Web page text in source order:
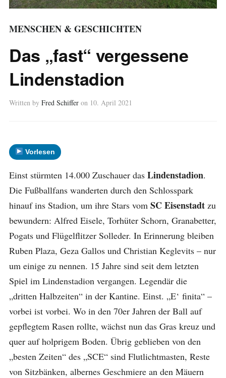
MENSCHEN & GESCHICHTEN
Das „fast“ vergessene
Lindenstadion
Written by Fred Schiffer on 10. April 2021
Vorlesen
Einst stürmten 14.000 Zuschauer das Lindenstadion.
Die Fußballfans wanderten durch den Schlosspark
hinauf ins Stadion, um ihre Stars vomSC Eisenstadtzu
bewundern: Alfred Eisele, Torhüter Schorn, Granabetter,
Pogats und Flügelflitzer Solleder. In Erinnerung bleiben
Ruben Plaza, Geza Gallos und Christian Keglevits – nur
um einige zu nennen. 15 Jahre sind seit dem letzten
Spiel im Lindenstadion vergangen. Legendär die
„dritten Halbzeiten“ in der Kantine. Einst. „E‘ finita“ –
vorbei ist vorbei. Wo in den 70er Jahren der Ball auf
gepflegtem Rasen rollte, wächst nun das Gras kreuz und
quer auf holprigem Boden. Übrig geblieben von den
„besten Zeiten“ des „SCE“ sind Flutlichtmasten, Reste
von Sitzbänken, albernes Geschmiere an den Mäuern